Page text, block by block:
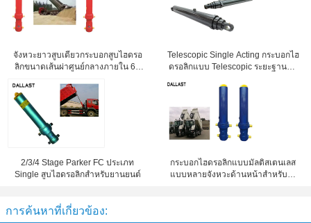
จังหวะยาวสูบเดียวกระบอกสูบไฮดรอ
ลิกขนาดเส้นผ่าศูนย์กลางภายใน 60
Telescopic Single Acting กระบอกไฮ
ดรอลิกแบบ Telescopic ระยะฐานตา
2/3/4 Stage Parker FC ประเภท
Single สูบไฮดรอลิกสำหรับยานยนต์
กระบอกไฮดรอลิกแบบมัลติสเตนเลส
แบบหลายจังหวะด้านหน้าสำหรับรถ
การค้นหาที่เกี่ยวข้อง: